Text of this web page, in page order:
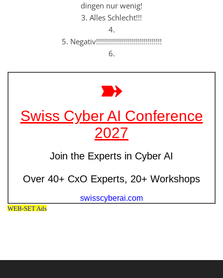
dingen nur wenig!
3. Alles Schlecht!!!
4.
5. Negativ!!!!!!!!!!!!!!!!!!!!!!!!!!!!!!!!!
6.